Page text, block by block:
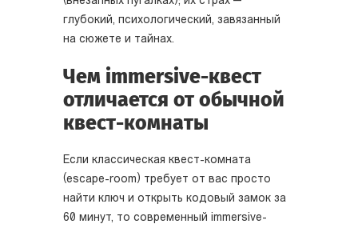
глубокий, психологический, завязанный
на сюжете и тайнах.
Чем immersive-квест
отличается от обычной
квест-комнаты
Если классическая квест-комната
(escape-room) требует от вас просто
найти ключ и открыть кодовый замок за
60 минут, то современный immersive-